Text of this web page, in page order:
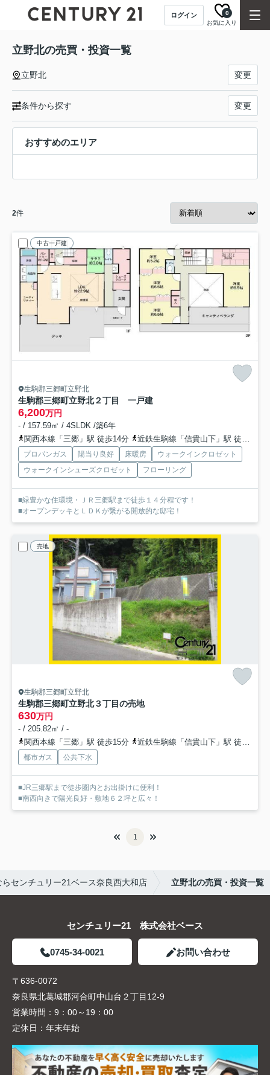
ログイン
お気に入り
0
立野北の売買・投資一覧
立野北 変更
条件から探す 変更
おすすめのエリア
2件
中古一戸建
生駒郡三郷町立野北
生駒郡三郷町立野北２丁目 一戸建
6,200万円
- / 157.59㎡ / 4SLDK /築6年
関西本線「三郷」駅 徒歩14分
近鉄生駒線「信貴山下」駅 徒歩20分
プロパンガス 陽当り良好 床暖房
ウォークインクロゼット
ウォークインシューズクロゼット
フローリング
■緑豊かな住環境・ＪＲ三郷駅まで徒歩１４分程です！
■オープンデッキとＬＤＫが繋がる開放的な邸宅！
売地
生駒郡三郷町立野北
生駒郡三郷町立野北３丁目の売地
630万円
- / 205.82㎡ / -
関西本線「三郷」駅 徒歩15分
近鉄生駒線「信貴山下」駅 徒歩26分
都市ガス 公共下水
■JR三郷駅まで徒歩圏内とお出掛けに便利！
■南西向きで陽光良好・敷地６２坪と広々！
1
センチュリー21ベース奈良西大和店 立野北の売買・投資一覧
センチュリー21 株式会社ベース
0745-34-0021 お問い合わせ
〒636-0072
奈良県北葛城郡河合町中山台２丁目12-9
営業時間： 9：00～19：00
定休日： 年末年始